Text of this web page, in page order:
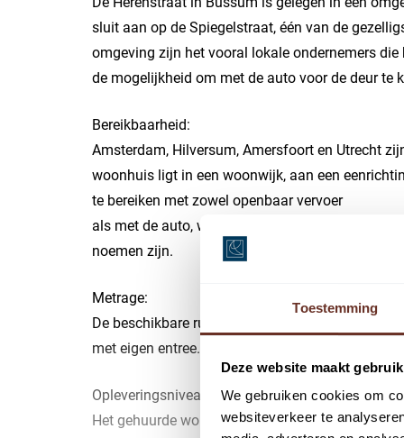
Toestemming
Deze website maakt
We gebruiken cookies om
websiteverkeer te
sluit aan op de Spiegelstraat, één van de
omgeving zijn het vooral lokale ondernemers
de mogelijkheid om met de auto voor de deur te
Bereikbaarheid:
Amsterdam, Hilversum, Amersfoort en Utrecht
woonhuis ligt in een woonwijk, aan een
te bereiken met zowel openbaar vervoer
als met de auto, waarbij parkeerfaciliteiten met
noemen zijn.
Metrage:
De beschikbare ruimte kent een vloeroppervlak
met eigen entree.
Opleveringsniveau:
Het gehuurde wordt in zijn huidige, nagenoeg